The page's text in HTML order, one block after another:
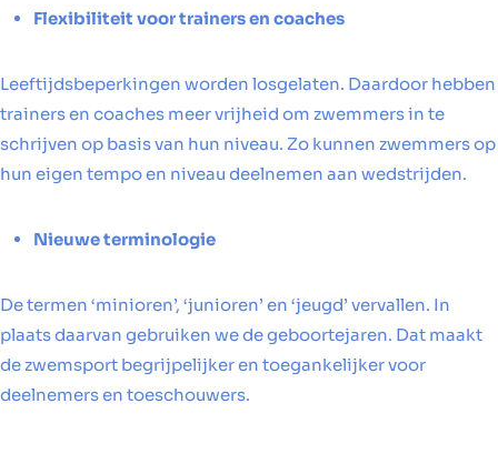
Flexibiliteit voor trainers en coaches
Leeftijdsbeperkingen worden losgelaten. Daardoor hebben
trainers en coaches meer vrijheid om zwemmers in te
schrijven op basis van hun niveau. Zo kunnen zwemmers op
hun eigen tempo en niveau deelnemen aan wedstrijden.
Nieuwe terminologie
De termen ‘minioren’, ‘junioren’ en ‘jeugd’ vervallen. In
plaats daarvan gebruiken we de geboortejaren. Dat maakt
de zwemsport begrijpelijker en toegankelijker voor
deelnemers en toeschouwers.